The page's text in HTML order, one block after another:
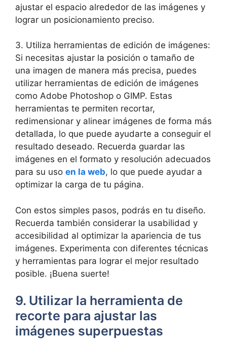
ajustar el espacio alrededor de las imágenes y
lograr un posicionamiento preciso.
3. Utiliza herramientas de edición de imágenes:
Si necesitas ajustar la posición o tamaño de
una imagen de manera más precisa, puedes
utilizar herramientas de edición de imágenes
como Adobe Photoshop o GIMP. Estas
herramientas te permiten recortar,
redimensionar y alinear imágenes de forma más
detallada, lo que puede ayudarte a conseguir el
resultado deseado. Recuerda guardar las
imágenes en el formato y resolución adecuados
para su uso en la web, lo que puede ayudar a
optimizar la carga de tu página.
Con estos simples pasos, podrás en tu diseño.
Recuerda también considerar la usabilidad y
accesibilidad al optimizar la apariencia de tus
imágenes. Experimenta con diferentes técnicas
y herramientas para lograr el mejor resultado
posible. ¡Buena suerte!
9. Utilizar la herramienta de
recorte para ajustar las
imágenes superpuestas